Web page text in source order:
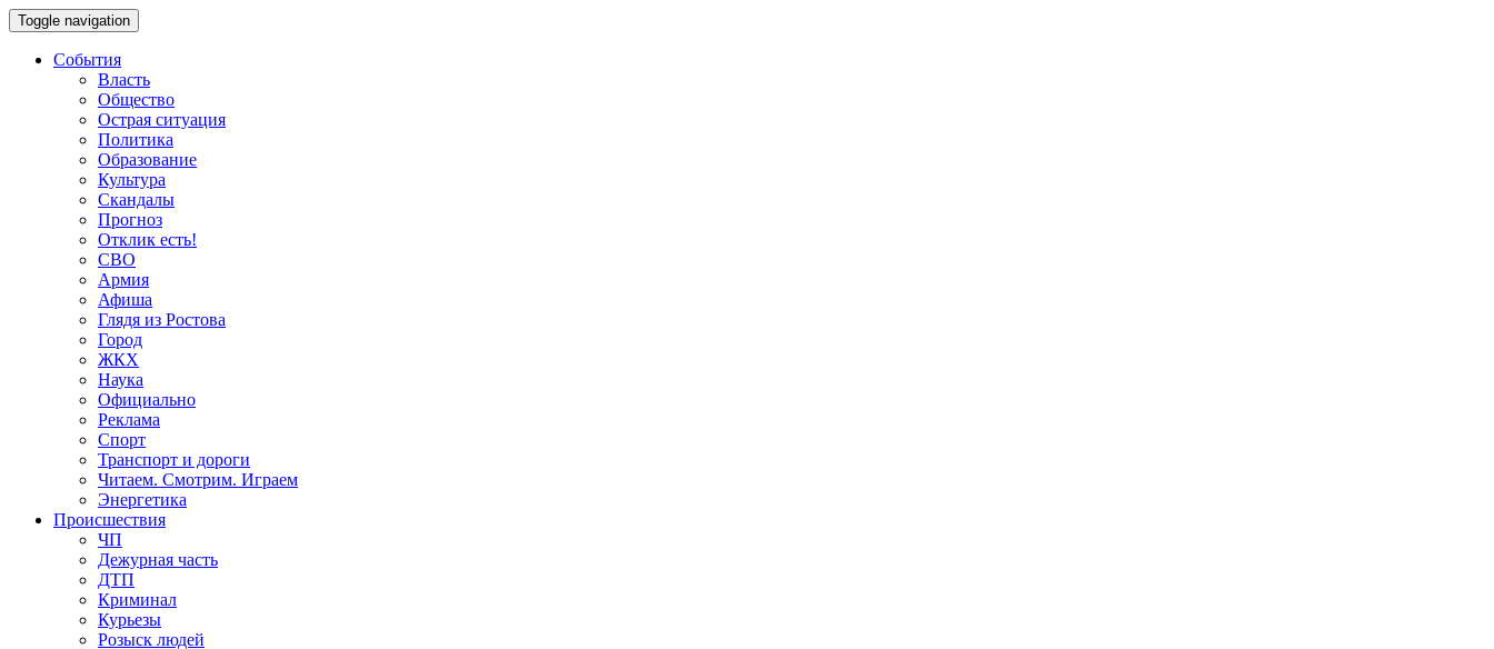
Toggle navigation
События
Власть
Общество
Острая ситуация
Политика
Образование
Культура
Скандалы
Прогноз
Отклик есть!
СВО
Армия
Афиша
Глядя из Ростова
Город
ЖКХ
Наука
Официально
Реклама
Спорт
Транспорт и дороги
Читаем. Смотрим. Играем
Энергетика
Происшествия
ЧП
Дежурная часть
ДТП
Криминал
Курьезы
Розыск людей